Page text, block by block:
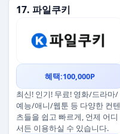
17. 파일쿠키
혜택:100,000P
최신! 인기! 무료! 영화/드라마/
예능/애니/웹툰 등 다양한 컨텐
츠들을 쉽고 빠르게, 언제 어디
서든 이용하실 수 있습니다.